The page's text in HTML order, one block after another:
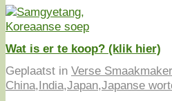
Wat is er te koop? (klik hier)
Geplaatst in Verse
China,India,Japan,Japanse